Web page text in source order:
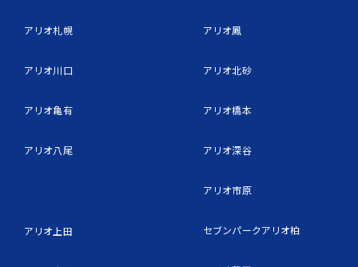
アリオ札幌
アリオ川口
アリオ亀有
アリオ八尾
アリオ上田
アリオ鳳
アリオ北砂
アリオ橋本
アリオ深谷
アリオ市原
セブンパークアリオ柏